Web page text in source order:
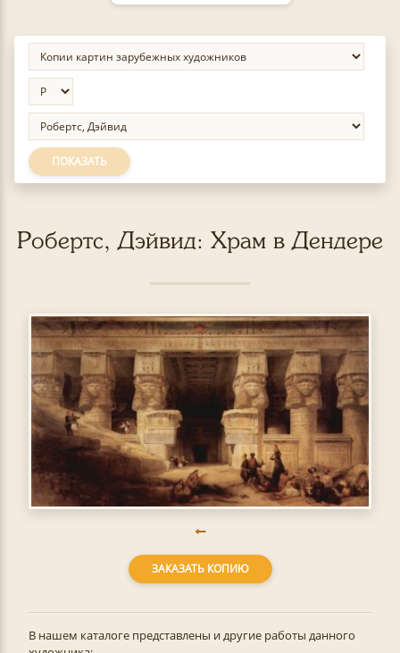
ПОКАЗАТЬ
Робертс, Дэйвид: Храм в Дендере
ЗАКАЗАТЬ КОПИЮ
В нашем каталоге представлены и другие работы данного